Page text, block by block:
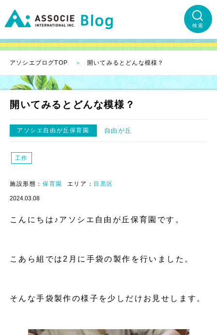
検索
アソシエブログTOP 開いてみるとどんな模様？
開いてみるとどんな模様？
アソシエ自由が丘保育園 自由が丘
工作
施設形態： 保育園 エリア： 目黒区
2024.03.08
こんにちは♪アソシエ自由が丘保育園です。
こあら組では2月に手袋の製作を行いました。
そんな手袋製作の様子を少しだけお見せします。